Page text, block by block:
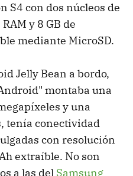
S4 con dos núcleos de
y 8 GB de
mediante MicroSD.
Jelly Bean a bordo,
montaba una
y una
tenía conectividad
con resolución
extraíble. No son
a las del Samsung